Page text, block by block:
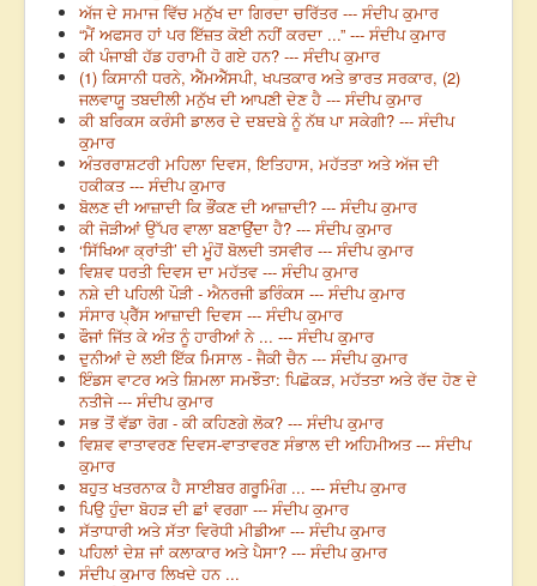
ਅੱਜ ਦੇ ਸਮਾਜ ਵਿੱਚ ਮਨੁੱਖ ਦਾ ਗਿਰਦਾ ਚਰਿੱਤਰ --- ਸੰਦੀਪ ਕੁਮਾਰ
“ਮੈਂ ਅਫਸਰ ਹਾਂ ਪਰ ਇੱਜ਼ਤ ਕੋਈ ਨਹੀਂ ਕਰਦਾ ...” --- ਸੰਦੀਪ ਕੁਮਾਰ
ਕੀ ਪੰਜਾਬੀ ਹੱਡ ਹਰਾਮੀ ਹੋ ਗਏ ਹਨ? --- ਸੰਦੀਪ ਕੁਮਾਰ
(1) ਕਿਸਾਨੀ ਧਰਨੇ, ਐੱਮਐੱਸਪੀ, ਖਪਤਕਾਰ ਅਤੇ ਭਾਰਤ ਸਰਕਾਰ, (2)
ਜਲਵਾਯੂ ਤਬਦੀਲੀ ਮਨੁੱਖ ਦੀ ਆਪਣੀ ਦੇਣ ਹੈ --- ਸੰਦੀਪ ਕੁਮਾਰ
ਕੀ ਬਰਿਕਸ ਕਰੰਸੀ ਡਾਲਰ ਦੇ ਦਬਦਬੇ ਨੂੰ ਨੱਥ ਪਾ ਸਕੇਗੀ? --- ਸੰਦੀਪ
ਕੁਮਾਰ
ਅੰਤਰਰਾਸ਼ਟਰੀ ਮਹਿਲਾ ਦਿਵਸ, ਇਤਿਹਾਸ, ਮਹੱਤਤਾ ਅਤੇ ਅੱਜ ਦੀ
ਹਕੀਕਤ --- ਸੰਦੀਪ ਕੁਮਾਰ
ਬੋਲਣ ਦੀ ਆਜ਼ਾਦੀ ਕਿ ਭੌਂਕਣ ਦੀ ਆਜ਼ਾਦੀ? --- ਸੰਦੀਪ ਕੁਮਾਰ
ਕੀ ਜੋੜੀਆਂ ਉੱਪਰ ਵਾਲਾ ਬਣਾਉਂਦਾ ਹੈ? --- ਸੰਦੀਪ ਕੁਮਾਰ
‘ਸਿੱਖਿਆ ਕ੍ਰਾਂਤੀ’ ਦੀ ਮੂੰਹੋਂ ਬੋਲਦੀ ਤਸਵੀਰ --- ਸੰਦੀਪ ਕੁਮਾਰ
ਵਿਸ਼ਵ ਧਰਤੀ ਦਿਵਸ ਦਾ ਮਹੱਤਵ --- ਸੰਦੀਪ ਕੁਮਾਰ
ਨਸ਼ੇ ਦੀ ਪਹਿਲੀ ਪੌੜੀ - ਐਨਰਜੀ ਡਰਿੰਕਸ --- ਸੰਦੀਪ ਕੁਮਾਰ
ਸੰਸਾਰ ਪ੍ਰੈੱਸ ਆਜ਼ਾਦੀ ਦਿਵਸ --- ਸੰਦੀਪ ਕੁਮਾਰ
ਫੌਜਾਂ ਜਿੱਤ ਕੇ ਅੰਤ ਨੂੰ ਹਾਰੀਆਂ ਨੇ ... --- ਸੰਦੀਪ ਕੁਮਾਰ
ਦੁਨੀਆਂ ਦੇ ਲਈ ਇੱਕ ਮਿਸਾਲ - ਜੈਕੀ ਚੈਨ --- ਸੰਦੀਪ ਕੁਮਾਰ
ਇੰਡਸ ਵਾਟਰ ਅਤੇ ਸ਼ਿਮਲਾ ਸਮਝੌਤਾ: ਪਿਛੋਕੜ, ਮਹੱਤਤਾ ਅਤੇ ਰੱਦ ਹੋਣ ਦੇ
ਨਤੀਜੇ --- ਸੰਦੀਪ ਕੁਮਾਰ
ਸਭ ਤੋਂ ਵੱਡਾ ਰੋਗ - ਕੀ ਕਹਿਣਗੇ ਲੋਕ? --- ਸੰਦੀਪ ਕੁਮਾਰ
ਵਿਸ਼ਵ ਵਾਤਾਵਰਣ ਦਿਵਸ-ਵਾਤਾਵਰਣ ਸੰਭਾਲ ਦੀ ਅਹਿਮੀਅਤ --- ਸੰਦੀਪ
ਕੁਮਾਰ
ਬਹੁਤ ਖਤਰਨਾਕ ਹੈ ਸਾਈਬਰ ਗਰੂਮਿੰਗ ... --- ਸੰਦੀਪ ਕੁਮਾਰ
ਪਿਉ ਹੁੰਦਾ ਬੋਹੜ ਦੀ ਛਾਂ ਵਰਗਾ --- ਸੰਦੀਪ ਕੁਮਾਰ
ਸੱਤਾਧਾਰੀ ਅਤੇ ਸੱਤਾ ਵਿਰੋਧੀ ਮੀਡੀਆ --- ਸੰਦੀਪ ਕੁਮਾਰ
ਪਹਿਲਾਂ ਦੇਸ਼ ਜਾਂ ਕਲਾਕਾਰ ਅਤੇ ਪੈਸਾ? --- ਸੰਦੀਪ ਕੁਮਾਰ
ਸੰਦੀਪ ਕੁਮਾਰ ਲਿਖਦੇ ਹਨ ...